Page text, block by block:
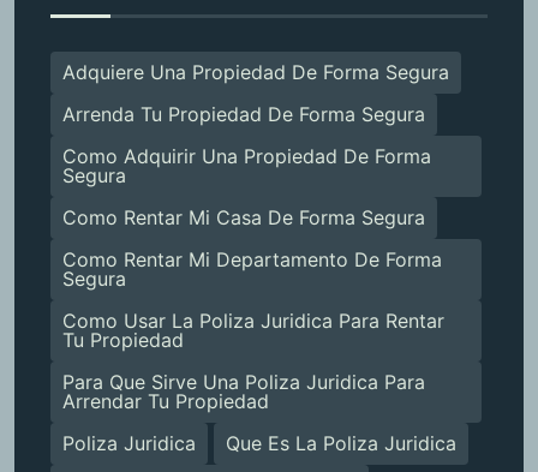
Adquiere Una Propiedad De Forma Segura
Arrenda Tu Propiedad De Forma Segura
Como Adquirir Una Propiedad De Forma
Segura
Como Rentar Mi Casa De Forma Segura
Como Rentar Mi Departamento De Forma
Segura
Como Usar La Poliza Juridica Para Rentar
Tu Propiedad
Para Que Sirve Una Poliza Juridica Para
Arrendar Tu Propiedad
Poliza Juridica
Que Es La Poliza Juridica